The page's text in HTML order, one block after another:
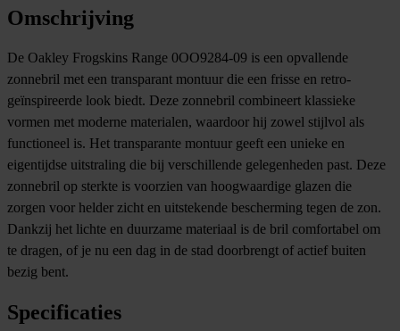
Omschrijving
De Oakley Frogskins Range 0OO9284-09 is een opvallende
zonnebril met een transparant montuur die een frisse en retro-
geïnspireerde look biedt. Deze zonnebril combineert klassieke
vormen met moderne materialen, waardoor hij zowel stijlvol als
functioneel is. Het transparante montuur geeft een unieke en
eigentijdse uitstraling die bij verschillende gelegenheden past. Deze
zonnebril op sterkte is voorzien van hoogwaardige glazen die
zorgen voor helder zicht en uitstekende bescherming tegen de zon.
Dankzij het lichte en duurzame materiaal is de bril comfortabel om
te dragen, of je nu een dag in de stad doorbrengt of actief buiten
bezig bent.
Specificaties